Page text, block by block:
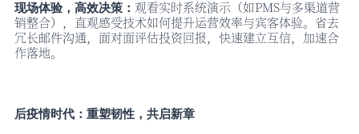
现场体验，高效决策： 观看实时系统演示（如PMS与多渠道营
销整合），直观感受技术如何提升运营效率与宾客体验。省去
冗长邮件沟通，面对面评估投资回报，快速建立互信，加速合
作落地。
后疫情时代：重塑韧性，共启新章